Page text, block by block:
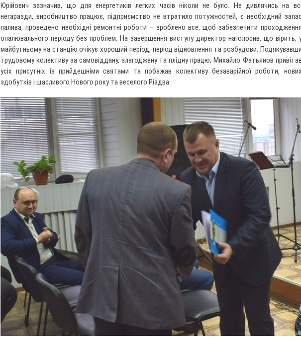
Юрійович зазначив, що для енергетиків легких часів ніколи не було. Не дивлячись на
негаразди, виробництво працює, підприємство не втратило потужностей, є необхідний
палива, проведено необхідні ремонтні роботи – зроблено все, щоб забезпечити
опалювального періоду без проблем. На завершення виступу директор наголосив, що вірить,
майбутньому на станцію очікує хороший період, період відновлення та розбудови.
трудовому колективу за самовіддану, злагоджену та плідну працю, Михайло Фатьянов
усіх присутніх із прийдешніми святами та побажав колективу безаварійної роботи,
здобутків і щасливого Нового року та веселого Різдва.